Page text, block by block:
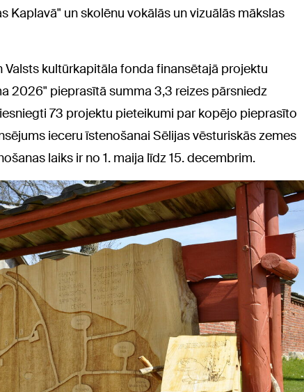
Kaplavā" un skolēnu vokālās un vizuālās mākslas
Valsts kultūrkapitāla fonda finansētajā projektu
2026" pieprasītā summa 3,3 reizes pārsniedz
73 projektu pieteikumi par kopējo pieprasīto
ieceru īstenošanai Sēlijas vēsturiskās zemes
laiks ir no 1. maija līdz 15. decembrim.